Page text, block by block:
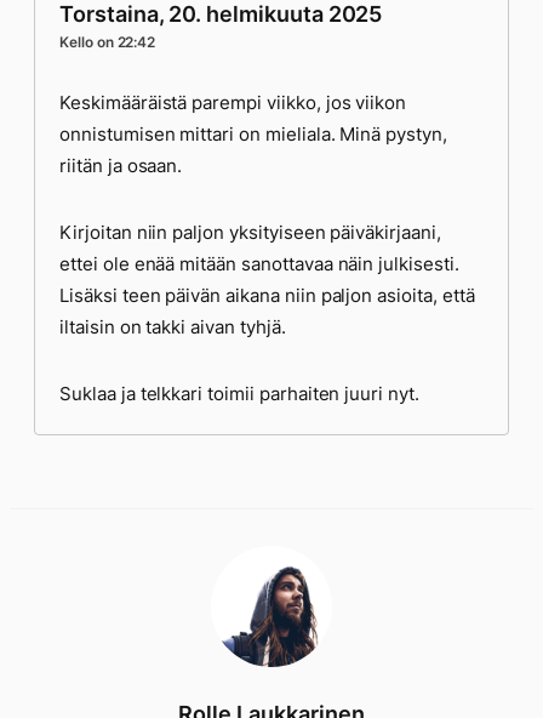
Torstaina, 20. helmikuuta 2025
Kello on 22:42
Keskimääräistä parempi viikko, jos viikon
onnistumisen mittari on mieliala. Minä pystyn,
riitän ja osaan.
Kirjoitan niin paljon yksityiseen päiväkirjaani,
ettei ole enää mitään sanottavaa näin julkisesti.
Lisäksi teen päivän aikana niin paljon asioita, että
iltaisin on takki aivan tyhjä.
Suklaa ja telkkari toimii parhaiten juuri nyt.